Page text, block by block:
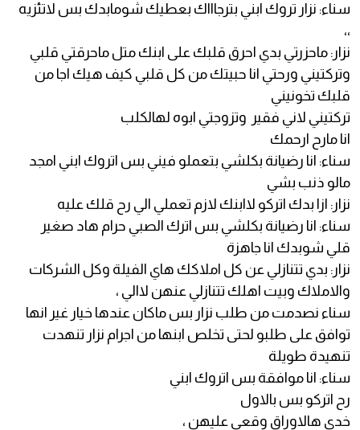
سناء: نزار تروك ابني بترجاااك بعطيك شومابدك بس لاتئزيه
،،
نزار: ماحزرتي بدي احرق قلبك على ابنك متل ماحرقتي قلبي
وتركتيني ورحتي انا حبيتك من كل قلبي كيف هيك اجا من
قلبك تخونيني
تركتيني لاني فقير وتزوجتي ابوه لهالكلب
انا مارح ارحمك
سناء: انا رضيانة بكلشي بتعملو فيني بس اتروك ابني امجد
مالو ذنب بشي
نزار: ازا بدك اتركو لاابنك لازم تعملي الي رح قلك عليه
سناء: انا رضيانة بكلشي بس اترك الصبي حرام هاد صغير
قلي شوبدك انا جاهزة
نزار: بدي تتنازلي عن كل املاكك هاي الفيلة وكل الشركات
والاملاك وبيت اهلك تتنازلي عنهن لاالي ،
سناء نصدمت من طلب نزار بس ماكان عندها خيار غير انها
توافق على طلبو لحتى تخلص ابنها من اجرام نزار تنهدت
تنهيدة طويلة
سناء: انا موافقة بس اتروك ابني
رح اتركو بس بالاول
خدي هالاوراق وقعي عليهن ،